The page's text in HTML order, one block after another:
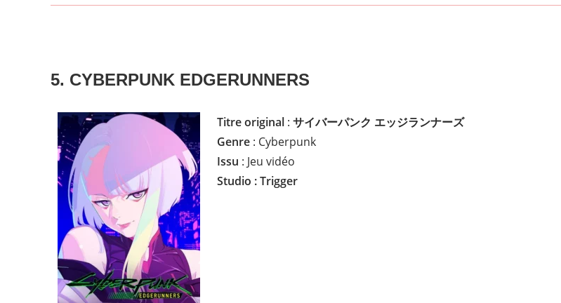
5. CYBERPUNK EDGERUNNERS
Titre original : サイバーパンク エッジランナーズ
Genre : Cyberpunk
Issu : Jeu vidéo
Studio : Trigger